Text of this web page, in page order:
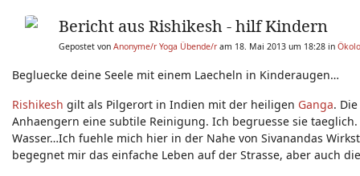
Yoga Psychologie und Psychologische Yogatherapie
Bericht aus Rishikesh - hilf Kindern
Gepostet von Anonyme/r Yoga Übende/r am 18. Mai 2013 um 18:28 in
Begluecke deine Seele mit einem Laecheln in Kinderaugen…
Rishikesh gilt als Pilgerort in Indien mit der heiligen Ganga.
Anhaengern eine subtile Reinigung. Ich begruesse sie
Wasser…Ich fuehle mich hier in der Nahe von Sivanandas
begegnet mir das einfache Leben auf der Strasse, aber auch